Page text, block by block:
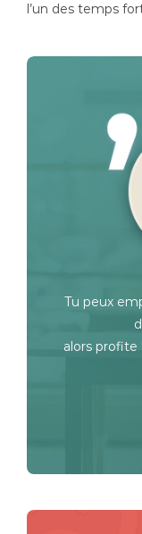
l’un des temps
Tu peux
alors profite